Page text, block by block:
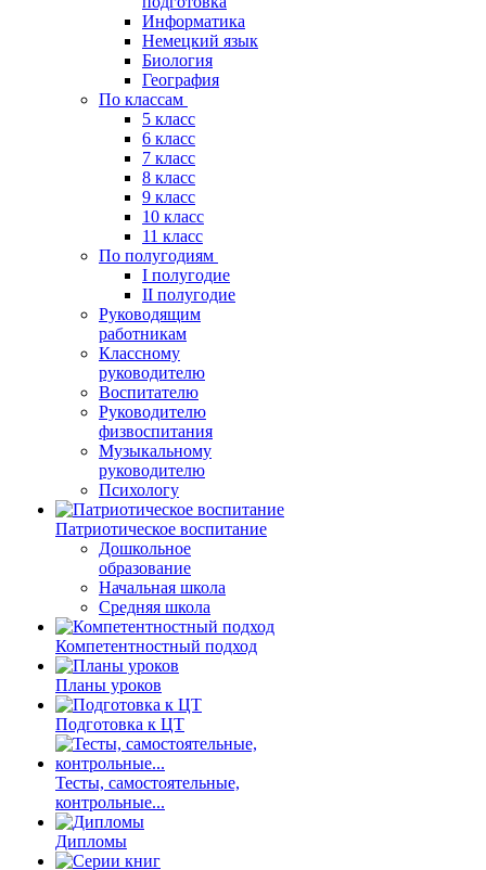
Информатика
Немецкий язык
Биология
География
По классам
5 класс
6 класс
7 класс
8 класс
9 класс
10 класс
11 класс
По полугодиям
I полугодие
II полугодие
Руководящим
работникам
Классному
руководителю
Воспитателю
Руководителю
физвоспитания
Музыкальному
руководителю
Психологу
Патриотическое воспитание
Дошкольное
образование
Начальная школа
Средняя школа
Компетентностный подход
Планы уроков
Подготовка к ЦТ
Тесты, самостоятельные,
контрольные...
Дипломы